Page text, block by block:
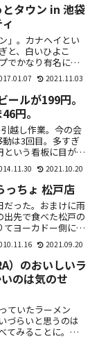
タウン in 池袋
」。カナヘイとい
と、白いひよこ
でかなり有名にな
2021.11.03
ールが199円。
円。
越し作業。今の会
は3回目。多すぎ
という看板に目が
2021.10.20
っちょ 松戸店
だった。おまけに雨
出先で食べた松戸の
てヨーカドー側に進
進んで5分程度。て
たネーミング。看板
2021.09.20
）のおいしいラ
のは気のせ
ていたラーメン
づらいと思うのは
てみることに。お